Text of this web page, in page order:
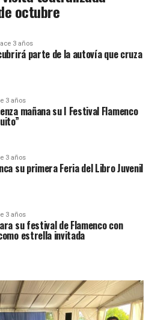
octubre
3 años
parte de la autovía que cruza
3 años
mañana su I Festival Flamenco
3 años
su primera Feria del Libro Juvenil
3 años
su festival de Flamenco con
estrella invitada